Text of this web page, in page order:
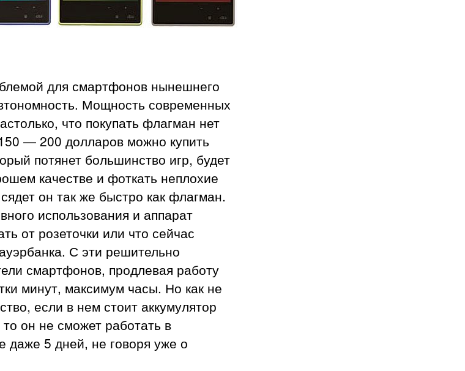
для смартфонов нынешнего
Мощность современных
что покупать флагман нет
— 200 долларов можно купить
потянет большинство игр, будет
качестве и фоткать неплохие
он так же быстро как флагман.
использования и аппарат
от розеточки или что сейчас
С эти решительно
смартфонов, продлевая работу
минут, максимум часы. Но как не
если в нем стоит аккумулятор
он не сможет работать в
даже 5 дней, не говоря уже о